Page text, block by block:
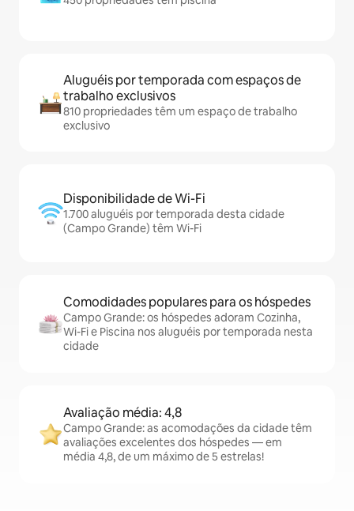
Aluguéis por temporada com espaços de
trabalho exclusivos
810 propriedades têm um espaço de trabalho
exclusivo
Disponibilidade de Wi-Fi
1.700 aluguéis por temporada desta cidade
(Campo Grande) têm Wi-Fi
Comodidades populares para os hóspedes
Campo Grande: os hóspedes adoram Cozinha,
Wi-Fi e Piscina nos aluguéis por temporada nesta
cidade
Avaliação média: 4,8
Campo Grande: as acomodações da cidade têm
avaliações excelentes dos hóspedes — em
média 4,8, de um máximo de 5 estrelas!